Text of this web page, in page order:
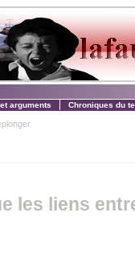
arguments Chroniques du
les liens